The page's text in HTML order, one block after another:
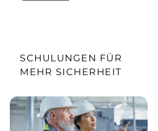
SCHULUNGEN FÜR
MEHR SICHERHEIT